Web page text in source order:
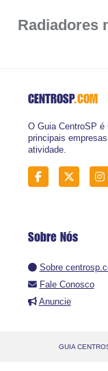
Radiadores
CENTROSP.COM
O Guia CentroSP
principais
atividade.
Sobre Nós
Sobre
Fale Conosco
Anuncie
GUIA